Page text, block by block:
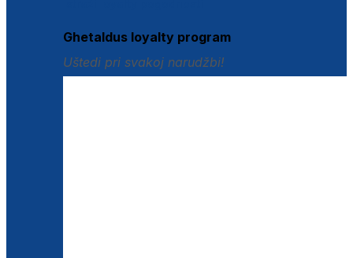
Ghetaldus loyalty program
Uštedi pri svakoj narudžbi!